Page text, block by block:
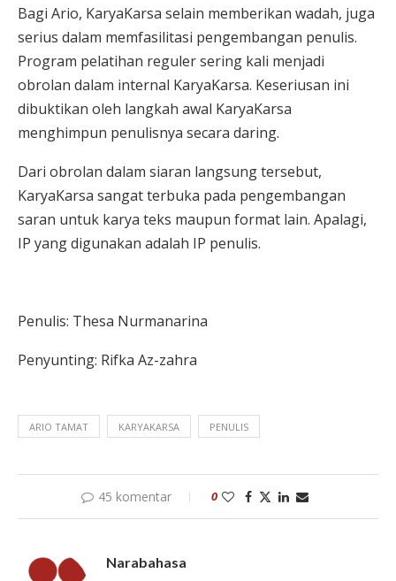
Bagi Ario, KaryaKarsa selain memberikan wadah, juga
serius dalam memfasilitasi pengembangan penulis.
Program pelatihan reguler sering kali menjadi
obrolan dalam internal KaryaKarsa. Keseriusan ini
dibuktikan oleh langkah awal KaryaKarsa
menghimpun penulisnya secara daring.
Dari obrolan dalam siaran langsung tersebut,
KaryaKarsa sangat terbuka pada pengembangan
saran untuk karya teks maupun format lain. Apalagi,
IP yang digunakan adalah IP penulis.
Penulis: Thesa Nurmanarina
Penyunting: Rifka Az-zahra
ARIO TAMAT KARYAKARSA PENULIS
45 komentar 0
Narabahasa